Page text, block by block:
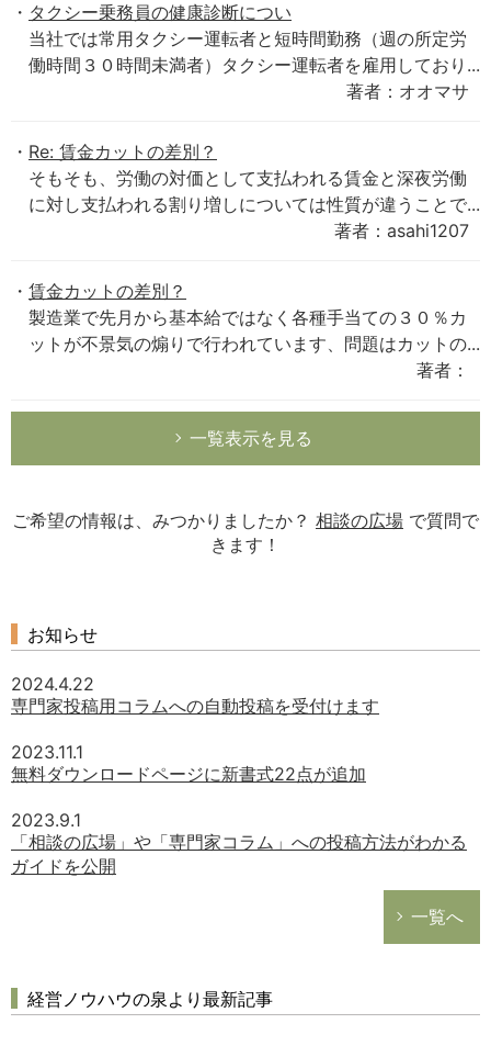
タクシー乗務員の健康診断につい
当社では常用タクシー運転者と短時間勤務（週の所定労
働時間３０時間未満者）タクシー運転者を雇用しており...
著者：オオマサ
Re: 賃金カットの差別？
そもそも、労働の対価として支払われる賃金と深夜労働
に対し支払われる割り増しについては性質が違うことで...
著者：asahi1207
賃金カットの差別？
製造業で先月から基本給ではなく各種手当ての３０％カ
ットが不景気の煽りで行われています、問題はカットの...
著者：
一覧表示を見る
ご希望の情報は、みつかりましたか？ 相談の広場 で質問で
きます！
お知らせ
2024.4.22
専門家投稿用コラムへの自動投稿を受付けます
2023.11.1
無料ダウンロードページに新書式22点が追加
2023.9.1
「相談の広場」や「専門家コラム」への投稿方法がわかる
ガイドを公開
一覧へ
経営ノウハウの泉より最新記事